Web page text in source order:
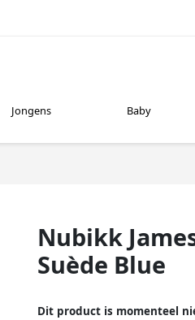
Jongens Baby
Nubikk
Suède Blue
Dit product is momenteel